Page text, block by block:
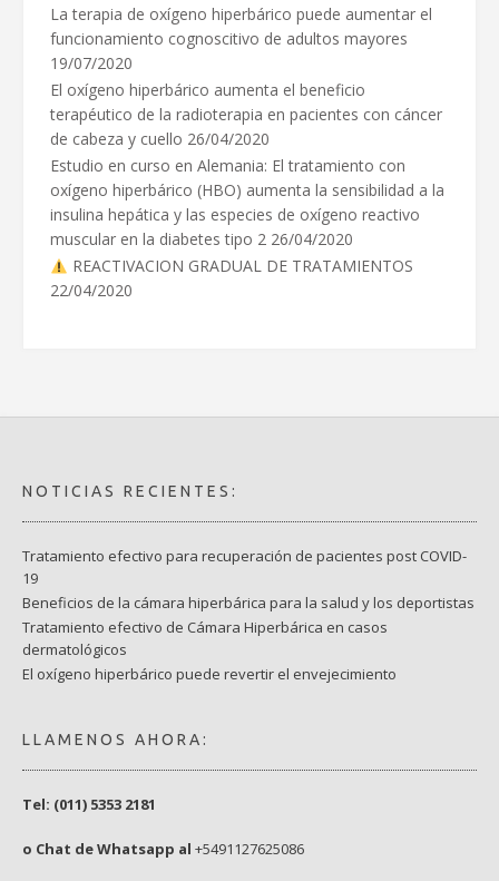
La terapia de oxígeno hiperbárico puede aumentar el
funcionamiento cognoscitivo de adultos mayores
19/07/2020
El oxígeno hiperbárico aumenta el beneficio
terapéutico de la radioterapia en pacientes con cáncer
de cabeza y cuello 26/04/2020
Estudio en curso en Alemania: El tratamiento con
oxígeno hiperbárico (HBO) aumenta la sensibilidad a la
insulina hepática y las especies de oxígeno reactivo
muscular en la diabetes tipo 2 26/04/2020
REACTIVACION GRADUAL DE TRATAMIENTOS
22/04/2020
NOTICIAS RECIENTES:
Tratamiento efectivo para recuperación de pacientes post COVID-
19
Beneficios de la cámara hiperbárica para la salud y los deportistas
Tratamiento efectivo de Cámara Hiperbárica en casos
dermatológicos
El oxígeno hiperbárico puede revertir el envejecimiento
LLAMENOS AHORA:
Tel: (011) 5353 2181
o Chat de Whatsapp al +5491127625086